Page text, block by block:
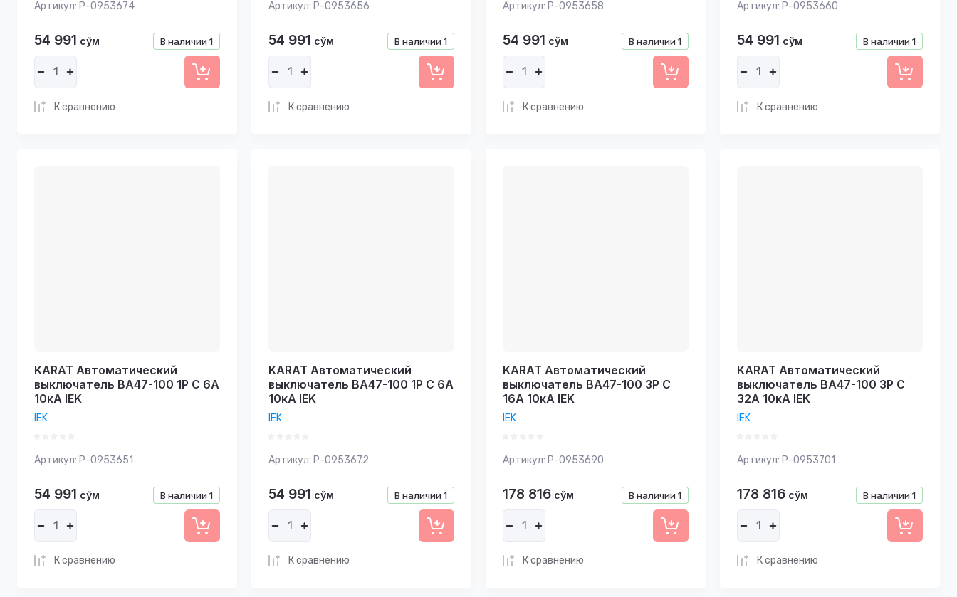
Артикул: P-0953674
В наличии 1
54 991 сўм
К сравнению
Артикул: P-0953656
В наличии 1
54 991 сўм
К сравнению
Артикул: P-0953658
В наличии 1
54 991 сўм
К сравнению
Артикул: P-0953660
В наличии 1
54 991 сўм
К сравнению
KARAT Автоматический
выключатель ВА47-100 1P C 6А
10кА IEK
IEK
Артикул: P-0953651
В наличии 1
54 991 сўм
К сравнению
KARAT Автоматический
выключатель ВА47-100 1P C 6А
10кА IEK
IEK
Артикул: P-0953672
В наличии 1
54 991 сўм
К сравнению
KARAT Автоматический
выключатель ВА47-100 3P C
16А 10кА IEK
IEK
Артикул: P-0953690
В наличии 1
178 816 сўм
К сравнению
KARAT Автоматический
выключатель ВА47-100 3P C
32А 10кА IEK
IEK
Артикул: P-0953701
В наличии 1
178 816 сўм
К сравнению